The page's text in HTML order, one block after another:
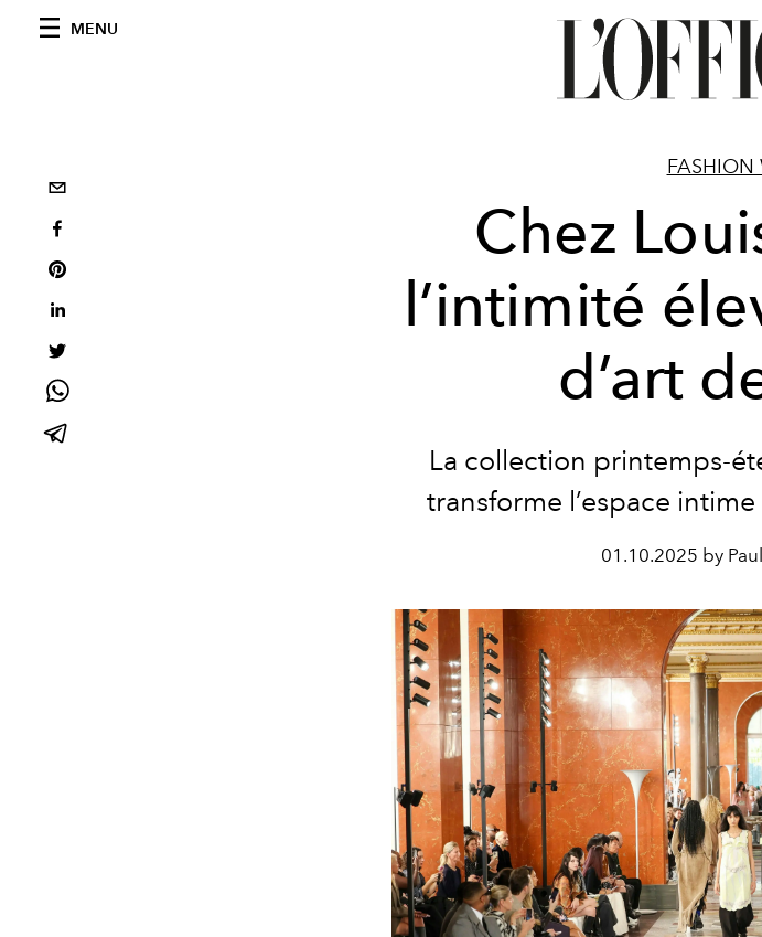
MENU
FASHION
Chez
l’intimité
d’art
La collection printemps-
transforme l’espace
01.10.2025 by